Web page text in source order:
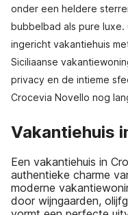
onder een heldere
bubbelbad als pure
ingericht vakantiehuis
Siciliaanse
privacy en de intieme
Crocevia Novello nog
Vakantiehuis
Een vakantiehuis in
authentieke charme
moderne
door wijngaarden,